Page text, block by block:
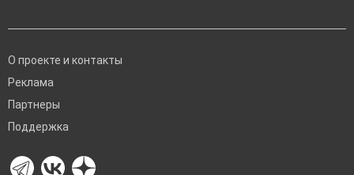
О проекте и контакты
Реклама
Партнеры
Поддержка